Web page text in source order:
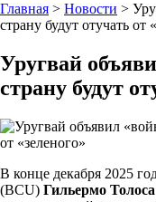
Главная > Новости >
страну будут отучать от
Уругвай
страну будут
В конце декабря 2025
(BCU) Гильермо Толоса